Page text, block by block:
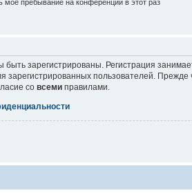
моё пребывание на конференции в этот раз
зарегистрированы. Регистрация
зарегистрированных пользователей.
со всеми правилами.